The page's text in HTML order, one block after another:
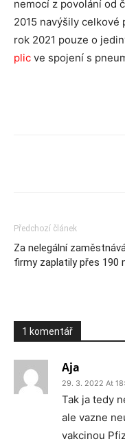
nemocí z povolání od
2015 navýšily celkové
rok 2021 pouze o
plic ve spojení s
Předchozí článek
Za nelegální
firmy zaplatily přes 190
1 komentář
Aja
29. 3. 2022 At
Tak ja tedy
ale vazne
vakcinou